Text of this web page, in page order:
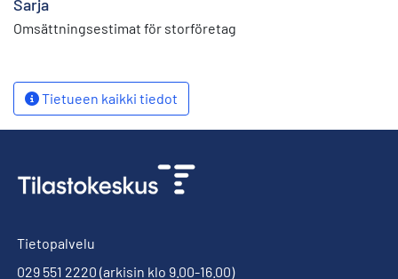
Sarja
Omsättningsestimat för storföretag
Tietueen kaikki tiedot
Tietopalvelu
029 551 2220 (arkisin klo 9.00-16.00)